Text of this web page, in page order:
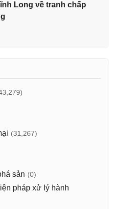
Long về tranh chấp
(31,267)
sản (0)
pháp xử lý hành